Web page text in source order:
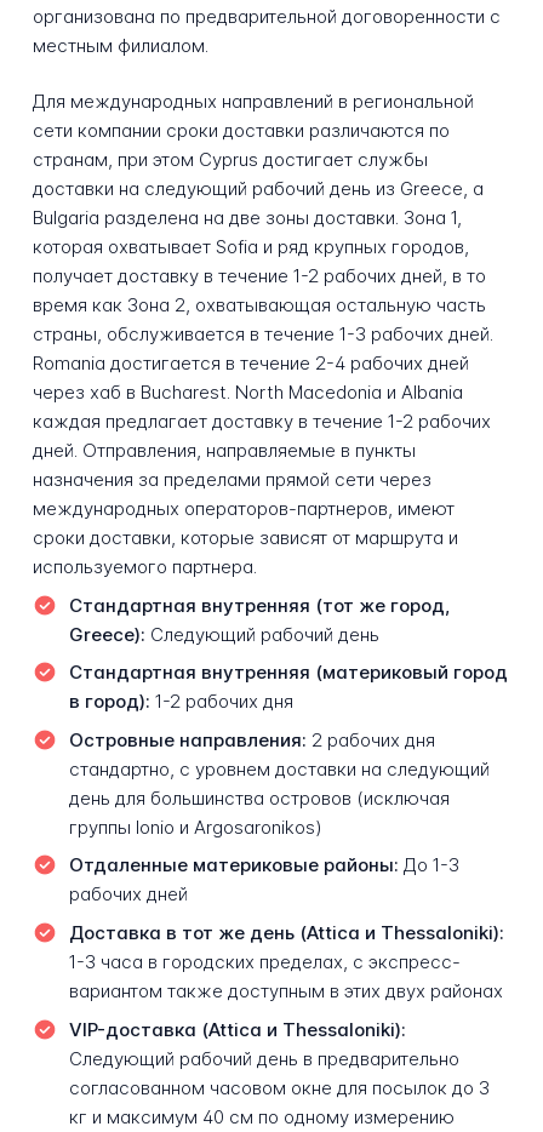
организована по предварительной договоренности с
местным филиалом.
Для международных направлений в региональной
сети компании сроки доставки различаются по
странам, при этом Cyprus достигает службы
доставки на следующий рабочий день из Greece, а
Bulgaria разделена на две зоны доставки. Зона 1,
которая охватывает Sofia и ряд крупных городов,
получает доставку в течение 1-2 рабочих дней, в то
время как Зона 2, охватывающая остальную часть
страны, обслуживается в течение 1-3 рабочих дней.
Romania достигается в течение 2-4 рабочих дней
через хаб в Bucharest. North Macedonia и Albania
каждая предлагает доставку в течение 1-2 рабочих
дней. Отправления, направляемые в пункты
назначения за пределами прямой сети через
международных операторов-партнеров, имеют
сроки доставки, которые зависят от маршрута и
используемого партнера.
Стандартная внутренняя (тот же город,
Greece): Следующий рабочий день
Стандартная внутренняя (материковый город
в город): 1-2 рабочих дня
Островные направления: 2 рабочих дня
стандартно, с уровнем доставки на следующий
день для большинства островов (исключая
группы Ionio и Argosaronikos)
Отдаленные материковые районы: До 1-3
рабочих дней
Доставка в тот же день (Attica и Thessaloniki):
1-3 часа в городских пределах, с экспресс-
вариантом также доступным в этих двух районах
VIP-доставка (Attica и Thessaloniki):
Следующий рабочий день в предварительно
согласованном часовом окне для посылок до 3
кг и максимум 40 см по одному измерению